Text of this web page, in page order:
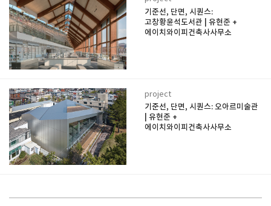
기준선, 단면, 시퀀스:
고창황윤석도서관 | 유현준 +
에이치와이피건축사사무소
project
기준선, 단면, 시퀀스: 오아르미술관
| 유현준 +
에이치와이피건축사사무소